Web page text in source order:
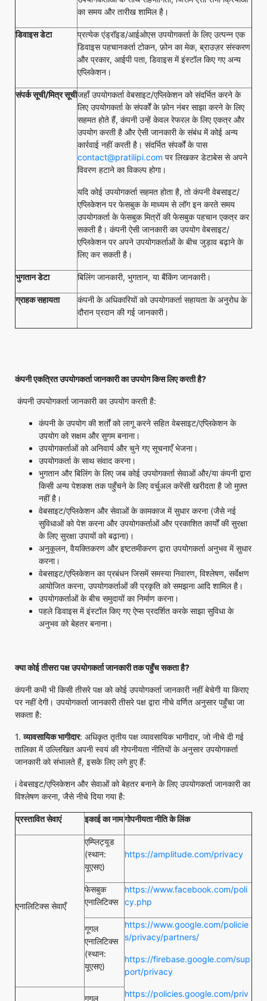
का समय और तारीख शामिल है।
डिवाइस डेटा
प्रत्येक एंड्रॉइड/आईओएस उपयोगकर्ता के लिए उत्पन्न एक
डिवाइस पहचानकर्ता टोकन, फ़ोन का मेक, ब्राउज़र संस्करण
और प्रकार, आईपी पता, डिवाइस में इंस्टॉल किए गए अन्य
एप्लिकेशन।
संपर्क सूची/मित्र सूचीजहाँ उपयोगकर्ता वेबसाइट/एप्लिकेशन को संदर्भित करने के
लिए उपयोगकर्ता के संपर्कों के फ़ोन नंबर साझा करने के लिए
सहमत होते हैं, कंपनी उन्हें केवल रेफरल के लिए एकत्र और
उपयोग करती है और ऐसी जानकारी के संबंध में कोई अन्य
कार्रवाई नहीं करती है। संदर्भित संपर्कों के पास
contact@pratilipi.com पर लिखकर डेटाबेस से अपने
विवरण हटाने का विकल्प होगा।
यदि कोई उपयोगकर्ता सहमत होता है, तो कंपनी वेबसाइट/
एप्लिकेशन पर फेसबुक के माध्यम से लॉग इन करते समय
उपयोगकर्ता के फेसबुक मित्रों की फेसबुक पहचान एकत्र कर
सकती है। कंपनी ऐसी जानकारी का उपयोग वेबसाइट/
एप्लिकेशन पर अपने उपयोगकर्ताओं के बीच जुड़ाव बढ़ाने के
लिए कर सकती है।
भुगतान डेटा बिलिंग जानकारी, भुगतान, या बैंकिंग जानकारी।
ग्राहक सहायता
कंपनी के अधिकारियों को उपयोगकर्ता सहायता के अनुरोध के
दौरान प्रदान की गई जानकारी।
कंपनी एकत्रित उपयोगकर्ता जानकारी का उपयोग किस लिए करती है?
कंपनी उपयोगकर्ता जानकारी का उपयोग करती है:
कंपनी के उपयोग की शर्तों को लागू करने सहित वेबसाइट/एप्लिकेशन के
उपयोग को सक्षम और सुगम बनाना।
उपयोगकर्ताओं को अनिवार्य और चुने गए सूचनाएँ भेजना।
उपयोगकर्ता के साथ संवाद करना।
भुगतान और बिलिंग के लिए जब कोई उपयोगकर्ता सेवाओं और/या कंपनी द्वारा
किसी अन्य पेशकश तक पहुँचने के लिए वर्चुअल करेंसी खरीदता है जो मुफ़्त
नहीं है।
वेबसाइट/एप्लिकेशन और सेवाओं के कामकाज में सुधार करना (जैसे नई
सुविधाओं को पेश करना और उपयोगकर्ताओं और प्रकाशित कार्यों की सुरक्षा
के लिए सुरक्षा उपायों को बढ़ाना)।
अनुकूलन, वैयक्तिकरण और इष्टतमीकरण द्वारा उपयोगकर्ता अनुभव में सुधार
करना।
वेबसाइट/एप्लिकेशन का प्रबंधन जिसमें समस्या निवारण, विश्लेषण, सर्वेक्षण
आयोजित करना, उपयोगकर्ताओं की प्रकृति को समझना आदि शामिल है।
उपयोगकर्ताओं के बीच समुदायों का निर्माण करना।
पहले डिवाइस में इंस्टॉल किए गए ऐप्स प्रदर्शित करके साझा सुविधा के
अनुभव को बेहतर बनाना।
क्या कोई तीसरा पक्ष उपयोगकर्ता जानकारी तक पहुँच सकता है?
कंपनी कभी भी किसी तीसरे पक्ष को कोई उपयोगकर्ता जानकारी नहीं बेचेगी या किराए
पर नहीं देगी। उपयोगकर्ता जानकारी तीसरे पक्ष द्वारा नीचे वर्णित अनुसार पहुँचा जा
सकता है:
1.व्यावसायिक भागीदार: अधिकृत तृतीय पक्ष व्यावसायिक भागीदार, जो नीचे दी गई
तालिका में उल्लिखित अपनी स्वयं की गोपनीयता नीतियों के अनुसार उपयोगकर्ता
जानकारी को संभालते हैं, इसके लिए लगे हुए हैं:
i वेबसाइट/एप्लिकेशन और सेवाओं को बेहतर बनाने के लिए उपयोगकर्ता जानकारी का
विश्लेषण करना, जैसे नीचे दिया गया है:
प्रस्तावित सेवाएं इकाई का नामगोपनीयता नीति के लिंक
एनालिटिक्स सेवाएँ
एम्प्लिट्यूड
(स्थान:
यूएसए)
https://amplitude.com/privacy
फेसबुक
एनालिटिक्स
https://www.facebook.com/poli
cy.php
गूगल
एनालिटिक्स
(स्थान:
यूएसए)
https://www.google.com/policie
s/privacy/partners/
https://firebase.google.com/sup
port/privacy
https://policies.google.com/priv
गूगल